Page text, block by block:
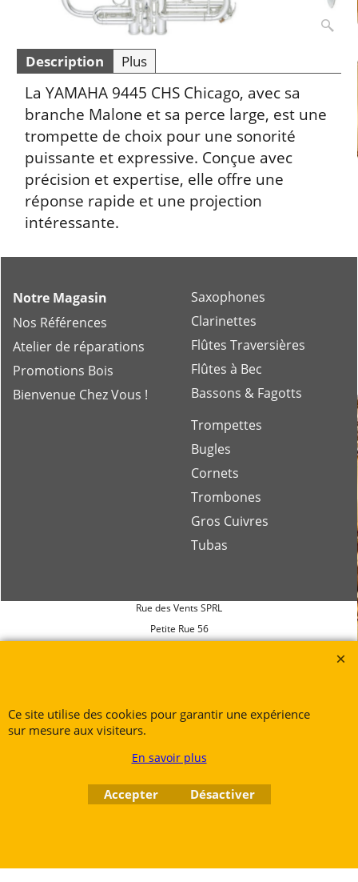
Description Plus
La YAMAHA 9445 CHS Chicago, avec sa
branche Malone et sa perce large, est une
trompette de choix pour une sonorité
puissante et expressive. Conçue avec
précision et expertise, elle offre une
réponse rapide et une projection
intéressante.
Notre Magasin
Nos Références
Atelier de réparations
Promotions Bois
Bienvenue Chez Vous !
Saxophones
Clarinettes
Flûtes Traversières
Flûtes à Bec
Bassons & Fagotts
Trompettes
Bugles
Cornets
Trombones
Gros Cuivres
Tubas
Rue des Vents SPRL
Petite Rue 56
Au capital de 10000€ - N°BE1007294916
Boutique en ligne créés
avec le logiciel
Ce site utilise des cookies pour garantir une expérience
sur mesure aux visiteurs.
En savoir plus
Accepter Désactiver